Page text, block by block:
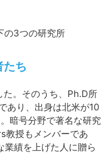
3つの研究所
ち
。そのうち、Ph.D所
あり、出身は北米が10
暗号分野で著名な研究
教授もメンバーであ
業績を上げた人に贈ら